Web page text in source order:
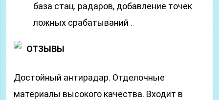
база стац. радаров, добавление точек
ложных срабатываний .
ОТЗЫВЫ
Достойный антирадар. Отделочные
материалы высокого качества. Входит в